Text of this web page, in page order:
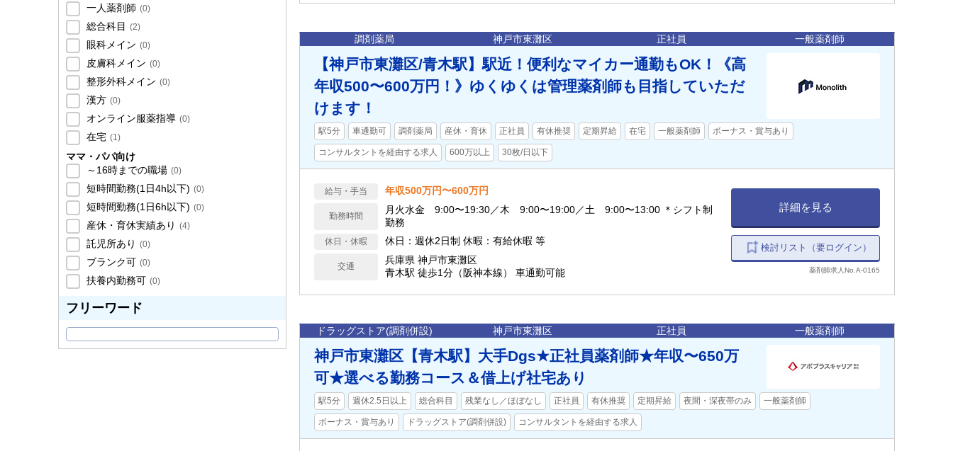
一人薬剤師 (0)
総合科目 (2)
眼科メイン (0)
皮膚科メイン (0)
整形外科メイン (0)
漢方 (0)
オンライン服薬指導 (0)
在宅 (1)
ママ・パパ向け
～16時までの職場 (0)
短時間勤務(1日4h以下) (0)
短時間勤務(1日6h以下) (0)
産休・育休実績あり (4)
託児所あり (0)
ブランク可 (0)
扶養内勤務可 (0)
フリーワード
調剤薬局 神戸市東灘区 正社員 一般薬剤師
【神戸市東灘区/青木駅】駅近！便利なマイカー通勤もOK！《高
年収500〜600万円！》ゆくゆくは管理薬剤師も目指していただ
けます！
駅5分 車通勤可 調剤薬局 産休・育休 正社員 有休推奨 定期昇給 在宅 一般薬剤師 ボーナス・賞与あり
コンサルタントを経由する求人 600万以上 30枚/日以下
給与・手当 年収500万円〜600万円
勤務時間
月火水金 9:00〜19:30／木 9:00〜19:00／土 9:00〜13:00 ＊シフト制
勤務
休日・休暇 休日：週休2日制 休暇：有給休暇 等
交通
兵庫県 神戸市東灘区
青木駅 徒歩1分（阪神本線） 車通勤可能
詳細を見る
検討リスト（要ログイン）
薬剤師求人No.A-0165
ドラッグストア(調剤併設) 神戸市東灘区 正社員 一般薬剤師
神戸市東灘区【青木駅】大手Dgs★正社員薬剤師★年収〜650万
可★選べる勤務コース＆借上げ社宅あり
駅5分 週休2.5日以上 総合科目 残業なし／ほぼなし 正社員 有休推奨 定期昇給 夜間・深夜帯のみ 一般薬剤師
ボーナス・賞与あり ドラッグストア(調剤併設) コンサルタントを経由する求人